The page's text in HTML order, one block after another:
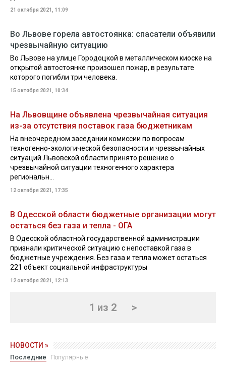
21 октября 2021, 11:09
Во Львове горела автостоянка: спасатели объявили
чрезвычайную ситуацию
Во Львове на улице Городоцкой в металлическом киоске на
открытой автостоянке произошел пожар, в результате
которого погибли три человека.
15 октября 2021, 10:34
На Львовщине объявлена чрезвычайная ситуация
из-за отсутствия поставок газа бюджетникам
На внеочередном заседании комиссии по вопросам
техногенно-экологической безопасности и чрезвычайных
ситуаций Львовской области принято решение о
чрезвычайной ситуации техногенного характера
региональн...
12 октября 2021, 17:35
В Одесской области бюджетные организации могут
остаться без газа и тепла - ОГА
В Одесской областной государственной администрации
признали критической ситуацию с непоставкой газа в
бюджетные учреждения. Без газа и тепла может остаться
221 объект социальной инфраструктуры
12 октября 2021, 12:13
1 из 2 >
НОВОСТИ »
Последние Популярные